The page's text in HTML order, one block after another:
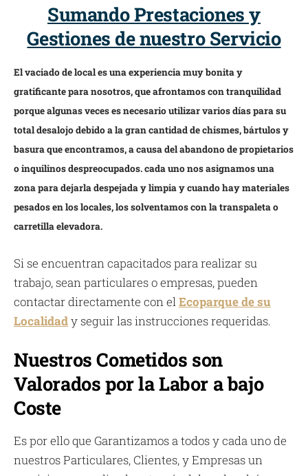
Sumando Prestaciones y
Gestiones de nuestro Servicio
El vaciado de local es una experiencia muy bonita y
gratificante para nosotros, que afrontamos con tranquilidad
porque algunas veces es necesario utilizar varios días para su
total desalojo debido a la gran cantidad de chismes, bártulos y
basura que encontramos, a causa del abandono de propietarios
o inquilinos despreocupados. cada uno nos asignamos una
zona para dejarla despejada y limpia y cuando hay materiales
pesados en los locales, los solventamos con la transpaleta o
carretilla elevadora.
Si se encuentran capacitados para realizar su
trabajo, sean particulares o empresas, pueden
contactar directamente con elEcoparque de su
Localidady seguir las instrucciones requeridas.
Nuestros Cometidos son
Valorados por la Labor a bajo
Coste
Es por ello que Garantizamos a todos y cada uno de
nuestros Particulares, Clientes, y Empresas un